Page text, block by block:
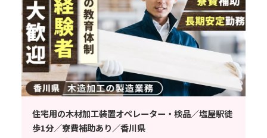
住宅用の木材加工装置オペレーター・検品／塩屋駅徒
歩1分／寮費補助あり／香川県